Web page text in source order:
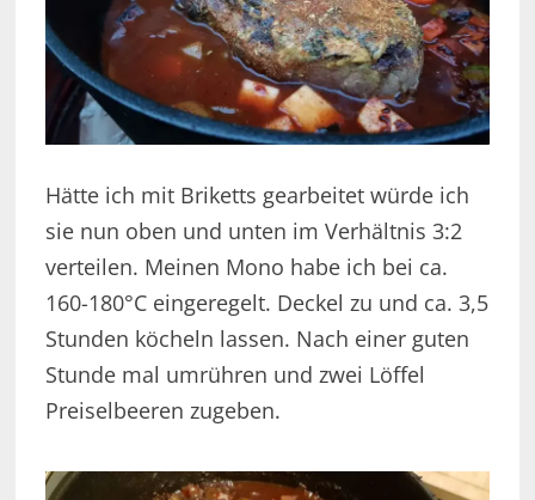
Hätte ich mit Briketts gearbeitet würde ich
sie nun oben und unten im Verhältnis 3:2
verteilen. Meinen Mono habe ich bei ca.
160-180°C eingeregelt. Deckel zu und ca. 3,5
Stunden köcheln lassen. Nach einer guten
Stunde mal umrühren und zwei Löffel
Preiselbeeren zugeben.